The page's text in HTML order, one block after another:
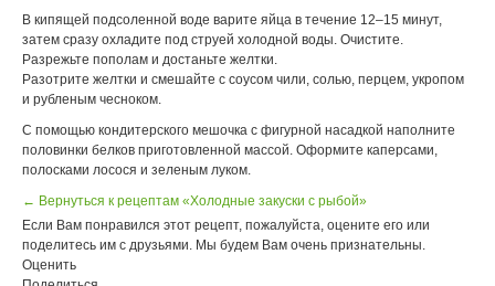
В кипящей подсоленной воде варите яйца в течение 12–15 минут,
затем сразу охладите под струей холодной воды. Очистите.
Разрежьте пополам и достаньте желтки.
Разотрите желтки и смешайте с соусом чили, солью, перцем, укропом
и рубленым чесноком.
С помощью кондитерского мешочка с фигурной насадкой наполните
половинки белков приготовленной массой. Оформите каперсами,
полосками лосося и зеленым луком.
← Вернуться к рецептам «Холодные закуски с рыбой»
Если Вам понравился этот рецепт, пожалуйста, оцените его или
поделитесь им с друзьями. Мы будем Вам очень признательны.
Оценить